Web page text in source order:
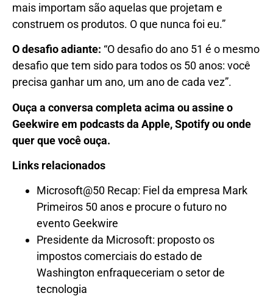
mais importam são aquelas que projetam e
construem os produtos. O que nunca foi eu.”
O desafio adiante: “O desafio do ano 51 é o mesmo
desafio que tem sido para todos os 50 anos: você
precisa ganhar um ano, um ano de cada vez”.
Ouça a conversa completa acima ou assine o
Geekwire em podcasts da Apple, Spotify ou onde
quer que você ouça.
Links relacionados
Microsoft@50 Recap: Fiel da empresa Mark
Primeiros 50 anos e procure o futuro no
evento Geekwire
Presidente da Microsoft: proposto os
impostos comerciais do estado de
Washington enfraqueceriam o setor de
tecnologia